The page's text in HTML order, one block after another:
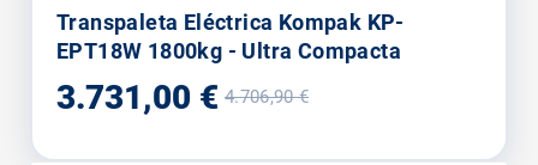
Transpaleta Eléctrica Kompak KP-
EPT18W 1800kg - Ultra Compacta
3.731,00 € 4.706,90 €